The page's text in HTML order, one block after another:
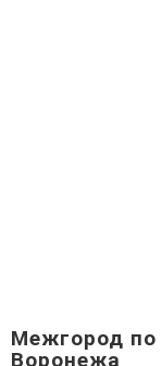
Межгород по
Воронежа